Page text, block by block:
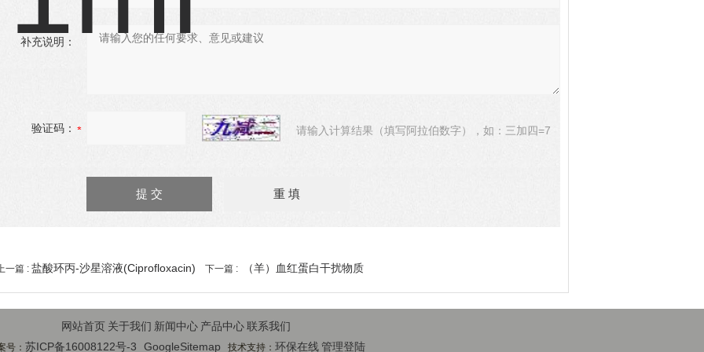
补充说明：
验证码： 请输入计算结果（填写阿拉伯数字），如：三加四=7
一篇 : 盐酸环丙-沙星溶液(Ciprofloxacin) 下一篇 : （羊）血红蛋白干扰物质
网站首页 关于我们 新闻中心 产品中心联系我们
号： 苏ICP备16008122号-3 GoogleSitemap 技术支持： 环保在线 管理登陆